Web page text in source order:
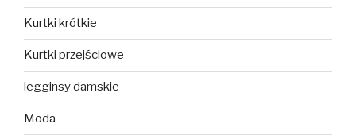
Kurtki krótkie
Kurtki przejściowe
legginsy damskie
Moda